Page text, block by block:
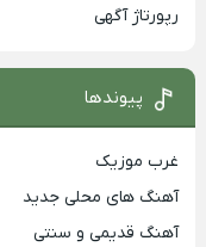
رپورتاژ آگهی
پیوندها
غرب موزیک
آهنگ های محلی جدید
آهنگ قدیمی و سنتی